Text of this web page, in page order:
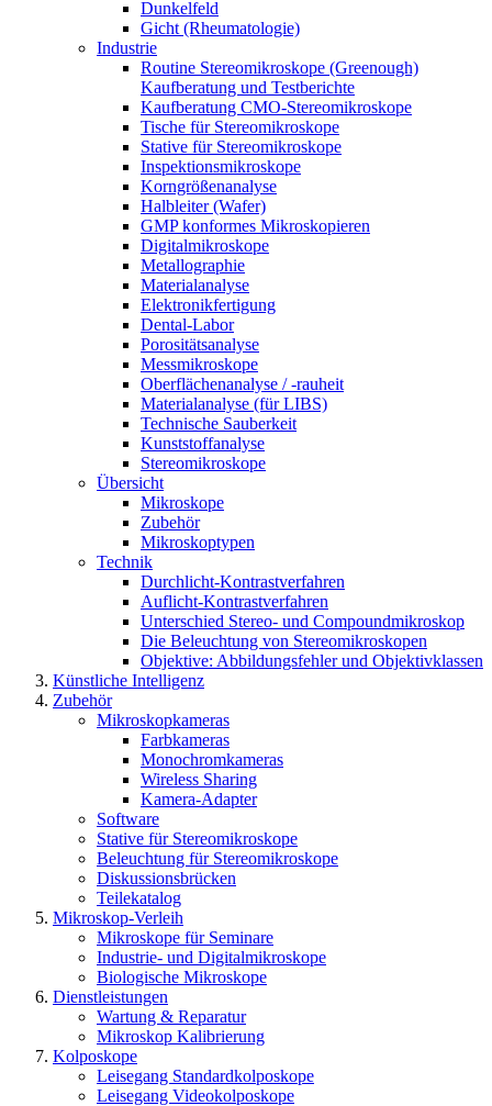
Dunkelfeld
Gicht (Rheumatologie)
Industrie
Routine Stereomikroskope (Greenough)
Kaufberatung und Testberichte
Kaufberatung CMO-Stereomikroskope
Tische für Stereomikroskope
Stative für Stereomikroskope
Inspektionsmikroskope
Korngrößenanalyse
Halbleiter (Wafer)
GMP konformes Mikroskopieren
Digitalmikroskope
Metallographie
Materialanalyse
Elektronikfertigung
Dental-Labor
Porositätsanalyse
Messmikroskope
Oberflächenanalyse / -rauheit
Materialanalyse (für LIBS)
Technische Sauberkeit
Kunststoffanalyse
Stereomikroskope
Übersicht
Mikroskope
Zubehör
Mikroskoptypen
Technik
Durchlicht-Kontrastverfahren
Auflicht-Kontrastverfahren
Unterschied Stereo- und Compoundmikroskop
Die Beleuchtung von Stereomikroskopen
Objektive: Abbildungsfehler und Objektivklassen
Künstliche Intelligenz
Zubehör
Mikroskopkameras
Farbkameras
Monochromkameras
Wireless Sharing
Kamera-Adapter
Software
Stative für Stereomikroskope
Beleuchtung für Stereomikroskope
Diskussionsbrücken
Teilekatalog
Mikroskop-Verleih
Mikroskope für Seminare
Industrie- und Digitalmikroskope
Biologische Mikroskope
Dienstleistungen
Wartung & Reparatur
Mikroskop Kalibrierung
Kolposkope
Leisegang Standardkolposkope
Leisegang Videokolposkope